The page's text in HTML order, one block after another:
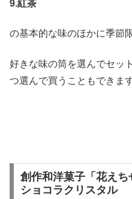
9.紅茶
の基本的な味のほかに季節
好きな味の筒を選んでセッ
つ選んで買うこともできます
創作和洋菓子「花え
ショコラクリスタル